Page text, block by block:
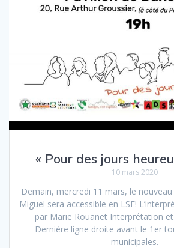
« Pour des jours
10 mars 2020
Demain, mercredi 11 mars, le
Miguel sera accessible en LSF!
par Marie Rouanet Interprétation et
Dernière ligne droite avant le 1er
municipales.